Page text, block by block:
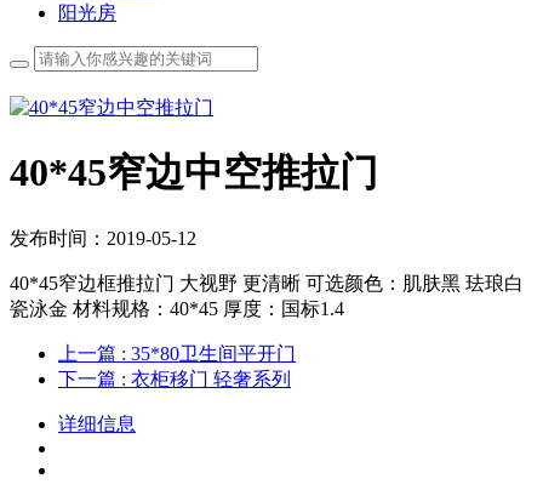
阳光房
40*45窄边中空推拉门
发布时间：2019-05-12
40*45窄边框推拉门 大视野 更清晰 可选颜色：肌肤黑 珐琅白
瓷泳金 材料规格：40*45 厚度：国标1.4
上一篇 : 35*80卫生间平开门
下一篇 : 衣柜移门 轻奢系列
详细信息